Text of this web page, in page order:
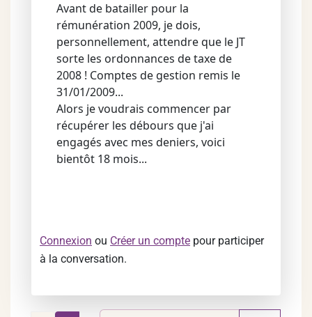
Avant de batailler pour la
rémunération 2009, je dois,
personnellement, attendre que le JT
sorte les ordonnances de taxe de
2008 ! Comptes de gestion remis le
31/01/2009...
Alors je voudrais commencer par
récupérer les débours que j'ai
engagés avec mes deniers, voici
bientôt 18 mois...
Connexion ou Créer un compte pour participer
à la conversation.